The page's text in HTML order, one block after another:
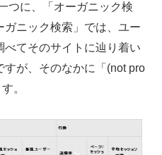
つに、「オーガニック検
ニック検索」では、ユー
てそのサイトに辿り着い
が、そのなかに「(not pro
。